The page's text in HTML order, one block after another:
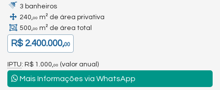
3 banheiros
240,00 m² de área privativa
500,00 m² de área total
R$ 2.400.000,00
IPTU: R$ 1.000,00 (valor anual)
Mais Informações via WhatsApp